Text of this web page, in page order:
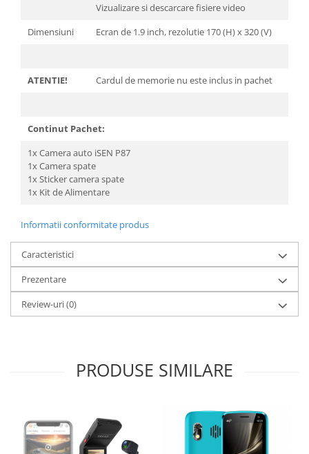
Vizualizare si descarcare fisiere video
Dimensiuni
Ecran de 1.9 inch, rezolutie 170 (H) x 320 (V)
ATENTIE! Cardul de memorie nu este inclus in pachet
Continut Pachet:
1x Camera auto iSEN P87
1x Camera spate
1x Sticker camera spate
1x Kit de Alimentare
Informatii conformitate produs
Caracteristici
Prezentare
Review-uri(0)
PRODUSE SIMILARE